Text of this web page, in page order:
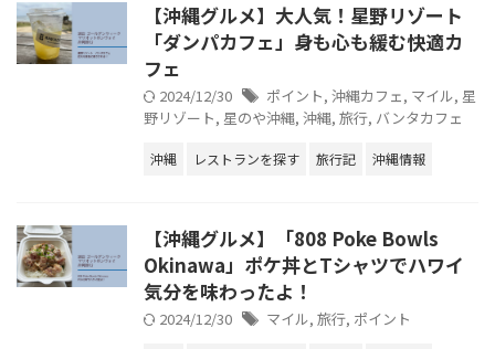
【沖縄グルメ】大人気！星野リゾート
「ダンパカフェ」身も心も緩む快適カ
フェ
2024/12/30 ポイント, 沖縄カフェ, マイル, 星
野リゾート, 星のや沖縄, 沖縄, 旅行, バンタカフェ
沖縄 レストランを探す 旅行記 沖縄情報
【沖縄グルメ】「808 Poke Bowls
Okinawa」ポケ丼とTシャツでハワイ
気分を味わったよ！
2024/12/30 マイル, 旅行, ポイント